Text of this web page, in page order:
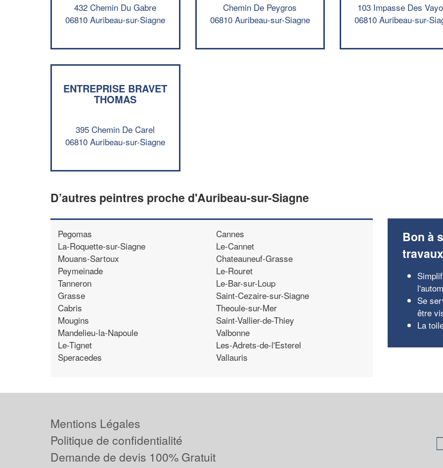
432 Chemin Du Gabre
06810 Auribeau-sur-Siagne
Chemin De Peygros
06810 Auribeau-sur-Siagne
103 Impasse Des
06810 Auribeau-sur-
ENTREPRISE BRAVET
THOMAS
395 Chemin De Carel
06810 Auribeau-sur-Siagne
D’autres peintres proche d'Auribeau-sur-Siagne
Pegomas
La-Roquette-sur-Siagne
Mouans-Sartoux
Peymeinade
Tanneron
Grasse
Cabris
Mougins
Mandelieu-la-Napoule
Le-Tignet
Speracedes
Cannes
Le-Cannet
Chateauneuf-Grasse
Le-Rouret
Le-Bar-sur-Loup
Saint-Cezaire-sur-Siagne
Theoule-sur-Mer
Saint-Vallier-de-Thiey
Valbonne
Les-Adrets-de-l'Esterel
Vallauris
Bon à
travaux
Se
être
La
Mentions Légales
Politique de confidentialité
Demande de devis 100% Gratuit